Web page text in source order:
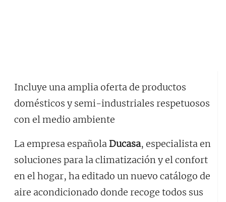
Incluye una amplia oferta de productos
domésticos y semi-industriales respetuosos
con el medio ambiente
La empresa española Ducasa, especialista en
soluciones para la climatización y el confort
en el hogar, ha editado un nuevo catálogo de
aire acondicionado donde recoge todos sus